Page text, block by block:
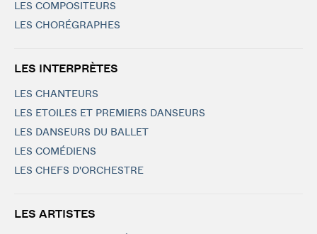
LES COMPOSITEURS
LES CHORÉGRAPHES
LES INTERPRÈTES
LES CHANTEURS
LES ETOILES ET PREMIERS DANSEURS
LES DANSEURS DU BALLET
LES COMÉDIENS
LES CHEFS D'ORCHESTRE
LES ARTISTES